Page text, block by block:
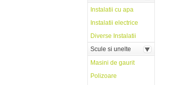
Instalatii cu apa
Instalatii electrice
Diverse Instalatii
Scule si unelte
Masini de gaurit
Polizoare